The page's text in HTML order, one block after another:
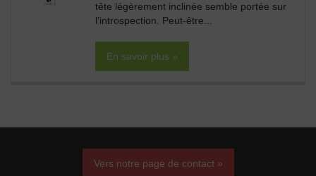
tête légèrement inclinée semble portée sur
l’introspection. Peut-être...
En savoir plus »
Vers notre page de contact »